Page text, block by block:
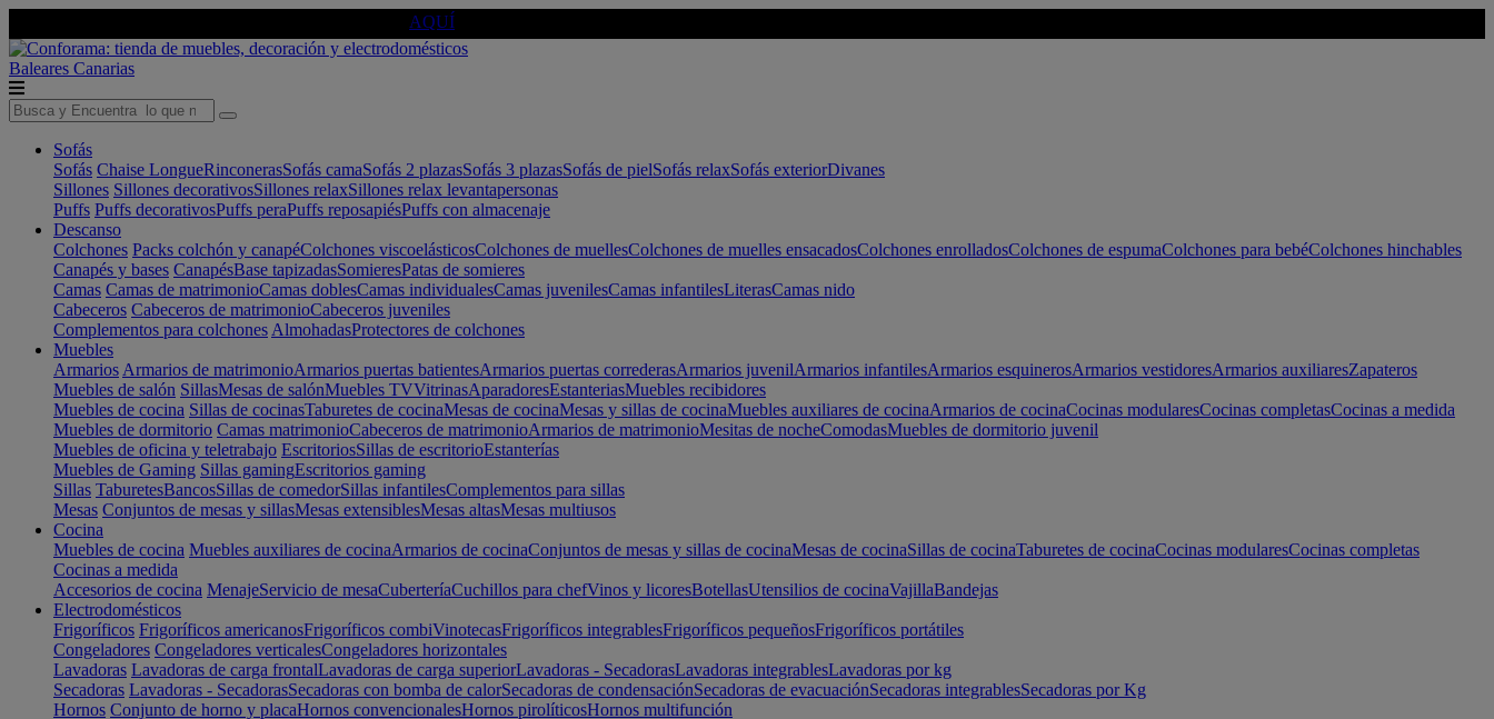
AQUÍ
Baleares Canarias
Sofás
Sofás Chaise LongueRinconerasSofás camaSofás 2 plazasSofás 3 plazasSofás de pielSofás relaxSofás exteriorDivanes
Sillones Sillones decorativosSillones relaxSillones relax levantapersonas
Puffs Puffs decorativosPuffs peraPuffs reposapiésPuffs con almacenaje
Descanso
Colchones Packs colchón y canapéColchones viscoelásticosColchones de muellesColchones de muelles ensacadosColchones enrolladosColchones de espumaColchones para bebéColchones hinchables
Canapés y bases CanapésBase tapizadasSomieresPatas de somieres
Camas Camas de matrimonioCamas doblesCamas individualesCamas juvenilesCamas infantilesLiterasCamas nido
Cabeceros Cabeceros de matrimonioCabeceros juveniles
Complementos para colchones AlmohadasProtectores de colchones
Muebles
Armarios Armarios de matrimonioArmarios puertas batientesArmarios puertas correderasArmarios juvenilArmarios infantilesArmarios esquinerosArmarios vestidoresArmarios auxiliaresZapateros
Muebles de salón SillasMesas de salónMuebles TVVitrinasAparadoresEstanteriasMuebles recibidores
Muebles de cocina Sillas de cocinasTaburetes de cocinaMesas de cocinaMesas y sillas de cocinaMuebles auxiliares de cocinaArmarios de cocinaCocinas modularesCocinas completasCocinas a medida
Muebles de dormitorio Camas matrimonioCabeceros de matrimonioArmarios de matrimonioMesitas de nocheComodasMuebles de dormitorio juvenil
Muebles de oficina y teletrabajo EscritoriosSillas de escritorioEstanterías
Muebles de Gaming Sillas gamingEscritorios gaming
Sillas TaburetesBancosSillas de comedorSillas infantilesComplementos para sillas
Mesas Conjuntos de mesas y sillasMesas extensiblesMesas altasMesas multiusos
Cocina
Muebles de cocina Muebles auxiliares de cocinaArmarios de cocinaConjuntos de mesas y sillas de cocinaMesas de cocinaSillas de cocinaTaburetes de cocinaCocinas modularesCocinas completas
Cocinas a medida
Accesorios de cocina MenajeServicio de mesaCuberteríaCuchillos para chefVinos y licoresBotellasUtensilios de cocinaVajillaBandejas
Electrodomésticos
Frigoríficos Frigoríficos americanosFrigoríficos combiVinotecasFrigoríficos integrablesFrigoríficos pequeñosFrigoríficos portátiles
Congeladores Congeladores verticalesCongeladores horizontales
Lavadoras Lavadoras de carga frontalLavadoras de carga superiorLavadoras - SecadorasLavadoras integrablesLavadoras por kg
Secadoras Lavadoras - SecadorasSecadoras con bomba de calorSecadoras de condensaciónSecadoras de evacuaciónSecadoras integrablesSecadoras por Kg
Hornos Conjunto de horno y placaHornos convencionalesHornos pirolíticosHornos multifunción